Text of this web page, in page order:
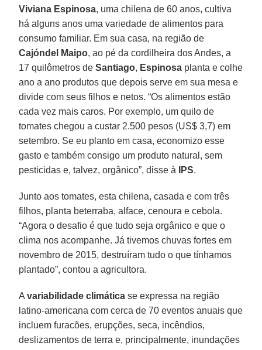
Viviana Espinosa, uma chilena de 60 anos, cultiva
há alguns anos uma variedade de alimentos para
consumo familiar. Em sua casa, na região de
Cajóndel Maipo, ao pé da cordilheira dos Andes, a
17 quilômetros deSantiago, Espinosa planta e colhe
ano a ano produtos que depois serve em sua mesa e
divide com seus filhos e netos. “Os alimentos estão
cada vez mais caros. Por exemplo, um quilo de
tomates chegou a custar 2.500 pesos (US$ 3,7) em
setembro. Se eu planto em casa, economizo esse
gasto e também consigo um produto natural, sem
pesticidas e, talvez, orgânico”, disse à
IPS.
Junto aos tomates, esta chilena, casada e com três
filhos, planta beterraba, alface, cenoura e cebola.
“Agora o desafio é que tudo seja orgânico e que o
clima nos acompanhe. Já tivemos chuvas fortes em
novembro de 2015, destruíram tudo o que tínhamos
plantado”, contou a agricultora.
Avariabilidade climática se expressa na região
latino-americana com cerca de 70 eventos anuais que
incluem furacões, erupções, seca, incêndios,
deslizamentos de terra e, principalmente, inundações